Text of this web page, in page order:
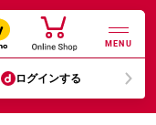
MENU
ログインする